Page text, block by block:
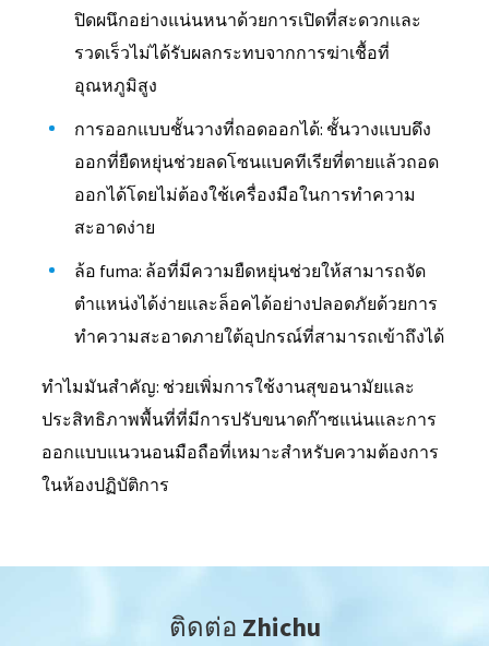
ปิดผนึกอย่างแน่นหนาด้วยการเปิดที่สะดวกและ
รวดเร็วไม่ได้รับผลกระทบจากการฆ่าเชื้อที่
อุณหภูมิสูง
การออกแบบชั้นวางที่ถอดออกได้: ชั้นวางแบบดึง
ออกที่ยืดหยุ่นช่วยลดโซนแบคทีเรียที่ตายแล้วถอด
ออกได้โดยไม่ต้องใช้เครื่องมือในการทำความ
สะอาดง่าย
ล้อ fuma: ล้อที่มีความยืดหยุ่นช่วยให้สามารถจัด
ตำแหน่งได้ง่ายและล็อคได้อย่างปลอดภัยด้วยการ
ทำความสะอาดภายใต้อุปกรณ์ที่สามารถเข้าถึงได้
ทำไมมันสำคัญ: ช่วยเพิ่มการใช้งานสุขอนามัยและ
ประสิทธิภาพพื้นที่ที่มีการปรับขนาดก๊าซแน่นและการ
ออกแบบแนวนอนมือถือที่เหมาะสำหรับความต้องการ
ในห้องปฏิบัติการ
ติดต่อ Zhichu